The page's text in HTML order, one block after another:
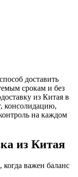
доставить
срокам и без
из Китая в
консолидацию,
на каждом
из Китая
важен баланс